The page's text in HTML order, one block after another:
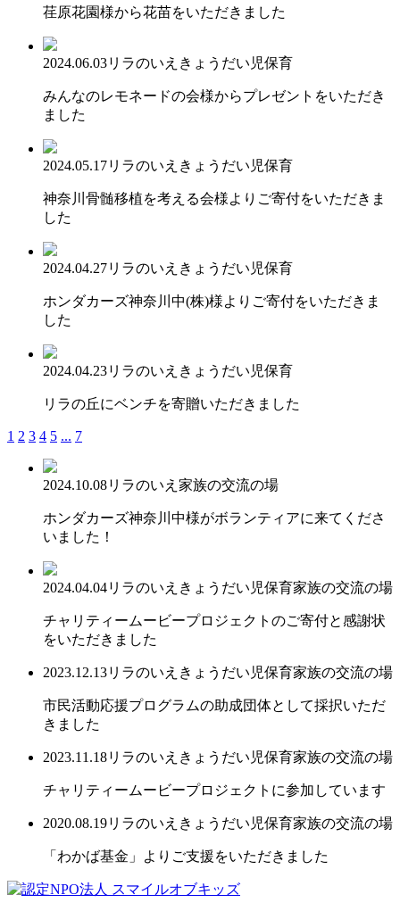
荏原花園様から花苗をいただきました
2024.06.03リラのいえ きょうだい児保育
みんなのレモネードの会様からプレゼントをいただき
ました
2024.05.17リラのいえ きょうだい児保育
神奈川骨髄移植を考える会様よりご寄付をいただきま
した
2024.04.27リラのいえ きょうだい児保育
ホンダカーズ神奈川中(株)様よりご寄付をいただきま
した
2024.04.23リラのいえ きょうだい児保育
リラの丘にベンチを寄贈いただきました
1 2 3 4 5 ... 7
2024.10.08リラのいえ 家族の交流の場
ホンダカーズ神奈川中様がボランティアに来てくださ
いました！
2024.04.04リラのいえ きょうだい児保育家族の交流の場
チャリティームービープロジェクトのご寄付と感謝状
をいただきました
2023.12.13リラのいえ きょうだい児保育家族の交流の場
市民活動応援プログラムの助成団体として採択いただ
きました
2023.11.18リラのいえ きょうだい児保育家族の交流の場
チャリティームービープロジェクトに参加しています
2020.08.19リラのいえ きょうだい児保育家族の交流の場
「わかば基金」よりご支援をいただきました